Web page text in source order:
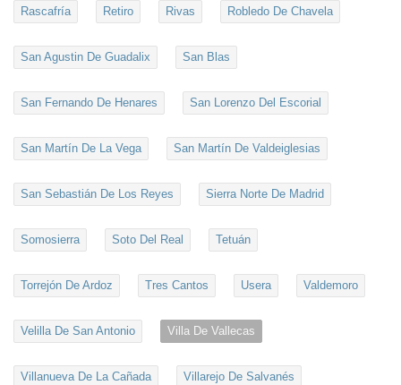
Rascafría Retiro Rivas Robledo De Chavela
San Agustin De Guadalix San Blas
San Fernando De Henares San Lorenzo Del Escorial
San Martín De La Vega San Martín De Valdeiglesias
San Sebastián De Los Reyes Sierra Norte De Madrid
Somosierra Soto Del Real Tetuán
Torrejón De Ardoz Tres Cantos Usera Valdemoro
Velilla De San Antonio Villa De Vallecas
Villanueva De La Cañada Villarejo De Salvanés